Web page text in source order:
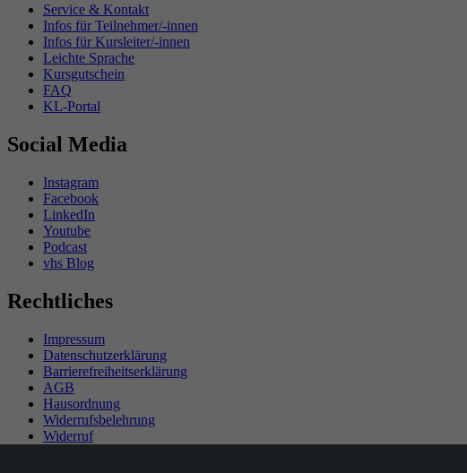
Service & Kontakt
Infos für Teilnehmer/-innen
Infos für Kursleiter/-innen
Leichte Sprache
Kursgutschein
FAQ
KL-Portal
Social Media
Instagram
Facebook
LinkedIn
Youtube
Podcast
vhs Blog
Rechtliches
Impressum
Datenschutzerklärung
Barrierefreiheitserklärung
AGB
Hausordnung
Widerrufsbelehrung
Widerruf